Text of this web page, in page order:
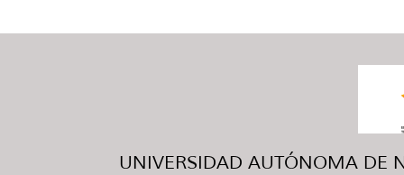
UNIVERSIDAD AUTÓNOMA DE